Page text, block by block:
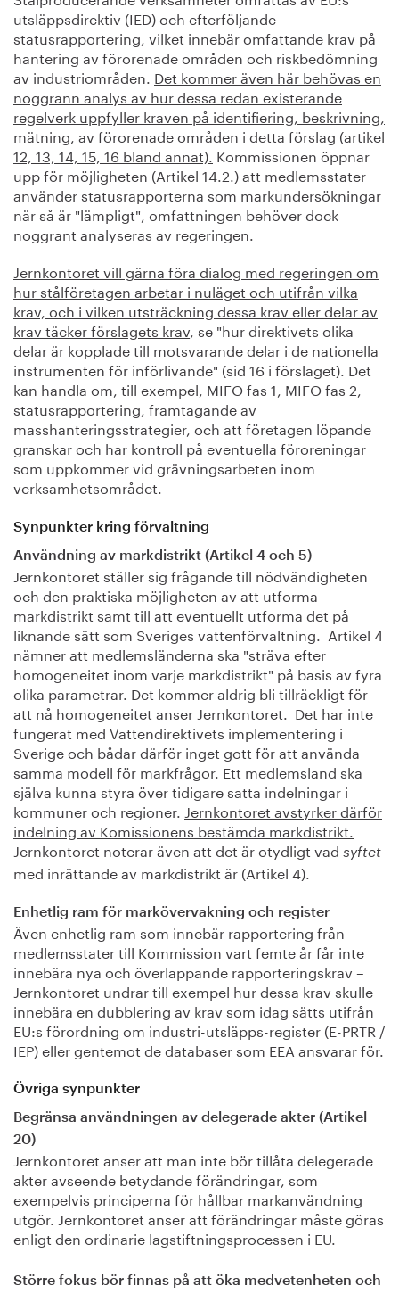
utsläppsdirektiv (IED) och efterföljande
statusrapportering, vilket innebär omfattande krav på
hantering av förorenade områden och riskbedömning
av industriområden. Det kommer även här behövas en
noggrann analys av hur dessa redan existerande
regelverk uppfyller kraven på identifiering, beskrivning,
mätning, av förorenade områden i detta förslag (artikel
12, 13, 14, 15, 16 bland annat). Kommissionen öppnar
upp för möjligheten (Artikel 14.2.) att medlemsstater
använder statusrapporterna som markundersökningar
när så är "lämpligt", omfattningen behöver dock
noggrant analyseras av regeringen.
Jernkontoret vill gärna föra dialog med regeringen om
hur stålföretagen arbetar i nuläget och utifrån vilka
krav, och i vilken utsträckning dessa krav eller delar av
krav täcker förslagets krav, se "hur direktivets olika
delar är kopplade till motsvarande delar i de nationella
instrumenten för införlivande" (sid 16 i förslaget). Det
kan handla om, till exempel, MIFO fas 1, MIFO fas 2,
statusrapportering, framtagande av
masshanteringsstrategier, och att företagen löpande
granskar och har kontroll på eventuella föroreningar
som uppkommer vid grävningsarbeten inom
verksamhetsområdet.
Synpunkter kring förvaltning
Användning av markdistrikt (Artikel 4 och 5)
Jernkontoret ställer sig frågande till nödvändigheten
och den praktiska möjligheten av att utforma
markdistrikt samt till att eventuellt utforma det på
liknande sätt som Sveriges vattenförvaltning. Artikel 4
nämner att medlemsländerna ska "sträva efter
homogeneitet inom varje markdistrikt" på basis av fyra
olika parametrar. Det kommer aldrig bli tillräckligt för
att nå homogeneitet anser Jernkontoret. Det har inte
fungerat med Vattendirektivets implementering i
Sverige och bådar därför inget gott för att använda
samma modell för markfrågor. Ett medlemsland ska
själva kunna styra över tidigare satta indelningar i
kommuner och regioner. Jernkontoret avstyrker därför
indelning av Komissionens bestämda markdistrikt.
Jernkontoret noterar även att det är otydligt vad syftet
med inrättande av markdistrikt är (Artikel 4).
Enhetlig ram för markövervakning och register
Även enhetlig ram som innebär rapportering från
medlemsstater till Kommission vart femte år får inte
innebära nya och överlappande rapporteringskrav –
Jernkontoret undrar till exempel hur dessa krav skulle
innebära en dubblering av krav som idag sätts utifrån
EU:s förordning om industri-utsläpps-register (E-PRTR /
IEP) eller gentemot de databaser som EEA ansvarar för.
Övriga synpunkter
Begränsa användningen av delegerade akter (Artikel
20)
Jernkontoret anser att man inte bör tillåta delegerade
akter avseende betydande förändringar, som
exempelvis principerna för hållbar markanvändning
utgör. Jernkontoret anser att förändringar måste göras
enligt den ordinarie lagstiftningsprocessen i EU.
Större fokus bör finnas på att öka medvetenheten och